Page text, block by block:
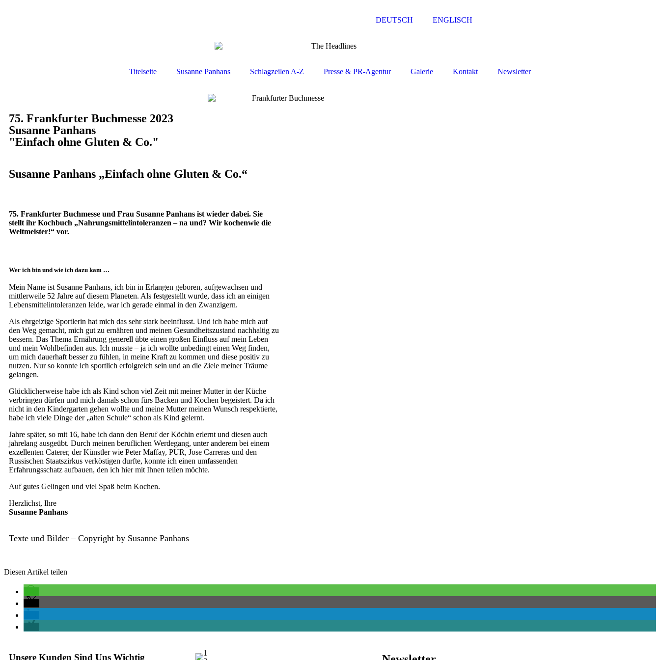
DEUTSCH ENGLISCH
Titelseite Susanne Panhans Schlagzeilen A-Z Presse & PR-Agentur Galerie Kontakt Newsletter
75. Frankfurter Buchmesse 2023
Susanne Panhans
"Einfach ohne Gluten & Co."
Susanne Panhans „Einfach ohne Gluten & Co.“
75. Frankfurter Buchmesse und Frau Susanne Panhans ist wieder dabei. Sie
stellt ihr Kochbuch „Nahrungsmittelintoleranzen – na und? Wir kochenwie die
Weltmeister!“ vor.
Wer ich bin und wie ich dazu kam …
Mein Name ist Susanne Panhans, ich bin in Erlangen geboren, aufgewachsen und
mittlerweile 52 Jahre auf diesem Planeten. Als festgestellt wurde, dass ich an einigen
Lebensmittel­intoleranzen leide, war ich gerade einmal in den Zwanzigern.
Als ehrgeizige Sportlerin hat mich das sehr stark beeinflusst. Und ich habe mich auf
den Weg gemacht, mich gut zu ernähren und meinen Gesundheitszustand nachhaltig zu
bessern. Das Thema Ernährung generell übte einen großen Einfluss auf mein Leben
und mein Wohlbefinden aus. Ich musste – ja ich wollte unbedingt einen Weg finden,
um mich dauerhaft besser zu fühlen, in meine Kraft zu kommen und diese positiv zu
nutzen. Nur so konnte ich sportlich erfolgreich sein und an die Ziele meiner Träume
gelangen.
Glücklicherweise habe ich als Kind schon viel Zeit mit meiner Mutter in der Küche
verbringen dürfen und mich damals schon fürs Backen und Kochen begeistert. Da ich
nicht in den Kindergarten gehen wollte und meine Mutter meinen Wunsch respektierte,
habe ich viele Dinge der „alten Schule“ schon als Kind gelernt.
Jahre später, so mit 16, habe ich dann den Beruf der Köchin erlernt und diesen auch
jahrelang ausgeübt. Durch meinen beruflichen Werdegang, unter anderem bei einem
exzellenten Caterer, der Künstler wie Peter Maffay, PUR, Jose Carreras und den
Russischen Staatszirkus verköstigen durfte, konnte ich einen umfassenden
Erfahrungsschatz aufbauen, den ich hier mit Ihnen teilen möchte.
Auf gutes Gelingen und viel Spaß beim Kochen.
Herzlichst, Ihre
Susanne Panhans
Texte und Bilder – Copyright by Susanne Panhans
Diesen Artikel teilen
Unsere Kunden Sind Uns Wichtig